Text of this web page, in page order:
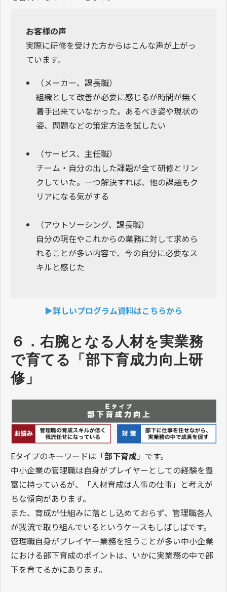
お客様の声
実際に研修を受けた方からはこんな声が上がっ
ています。
（メーカー、課長職）
組織として改善が必要に感じるが時間が無く
着手出来ていなかった。あるべき姿や現状の
姿、問題などの策定方法を試したい
（サービス、主任職）
チーム・自分の出した課題が全て研修とリン
クしていた。一つ解決すれば、他の課題もク
リアになる気がする
（アウトソーシング、課長職）
自分の現在やこれからの業務に対して求めら
れることが多い内容で、今の自分に必要なス
キルと感じた
▶詳しいプログラム資料はこちらから
６．右腕となる人材を実業務
で育てる「部下育成力向上研
修」
Eタイプのキーワードは「部下育成」です。
中小企業の管理職は自身がプレイヤーとしての経験を豊
富に持っているが、「人材育成は人事の仕事」と考えが
ちな傾向があります。
また、育成が仕組みに落とし込めておらず、管理職各人
が我流で取り組んでいるというケースもしばしばです。
管理職自身がプレイヤー業務を担うことが多い中小企業
における部下育成のポイントは、いかに実業務の中で部
下を育てるかにあります。